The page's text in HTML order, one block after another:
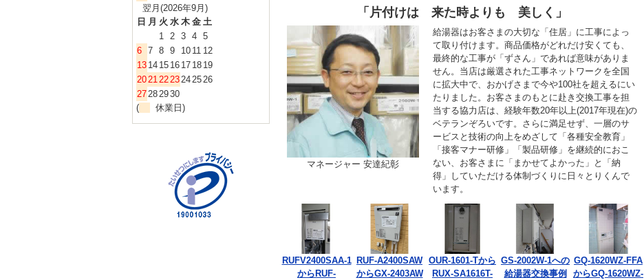
翌月(2026年9月)
日 月 火 水 木 金 土
1 2 3 4 5
6 7 8 9 10 11 12
13 14 15 16 17 18 19
20212223242526
27282930
(
休業日)
「片付けは 来た時よりも 美しく」
マネージャー 安達紀彰
給湯器はお客さまの大切な「住居」に工事によっ
て取り付けます。商品価格がどれだけ安くても、
最終的な工事が「ずさん」であれば意味がありま
せん。当店は厳選された工事ネットワークを全国
に拡大中で、おかげさまで今や100社を超えるにい
たりました。お客さまのもとに赴き交換工事を担
当する協力店は、経験年数20年以上(2017年現在)の
ベテランぞろいです。さらに満足せず、一層のサ
ービスと技術の向上をめざして「各種安全教育」
「接客マナー研修」「製品研修」を継続的におこ
ない、お客さまに「まかせてよかった」と「納
得」していただける体制づくりに日々とりくんで
います。
RUFV2400SAA-1
からRUF-
RUF-A2400SAW
からGX-2403AW
OUR-1601-Tから
RUX-SA1616T-
GS-2002W-1への
給湯器交換事例
GQ-1620WZ-FFA
からGQ-1620WZ-